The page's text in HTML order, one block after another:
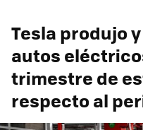
Tesla produjo
autos
trimestre de
respecto al